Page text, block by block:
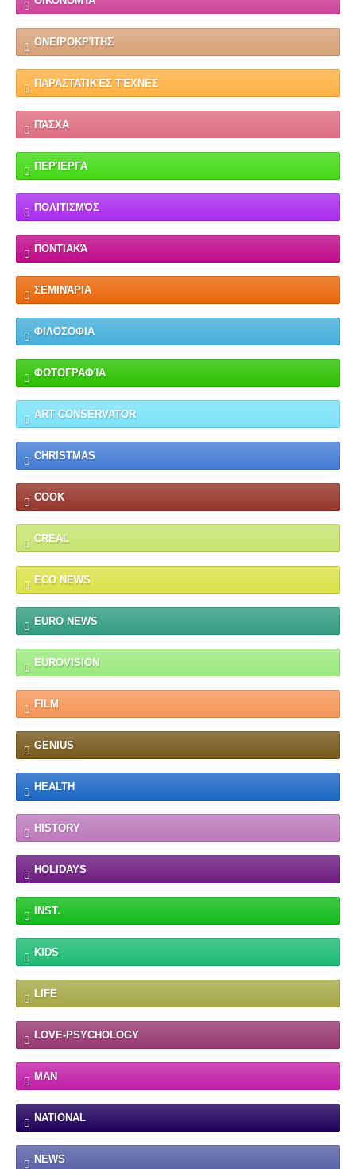
ΟΝΕΙΡΟΚΡΊΤΗΣ
ΠΑΡΑΣΤΑΤΙΚΈΣ ΤΈΧΝΕΣ
ΠΆΣΧΑ
ΠΕΡΊΕΡΓΑ
ΠΟΛΙΤΙΣΜΌΣ
ΠΟΝΤΙΑΚΆ
ΣΕΜΙΝΆΡΙΑ
ΦΙΛΟΣΟΦΙΑ
ΦΩΤΟΓΡΑΦΊΑ
ART CONSERVATOR
CHRISTMAS
COOK
CREAL
ECO NEWS
EURO NEWS
EUROVISION
FILM
GENIUS
HEALTH
HISTORY
HOLIDAYS
INST.
KIDS
LIFE
LOVE-PSYCHOLOGY
MAN
NATIONAL
NEWS